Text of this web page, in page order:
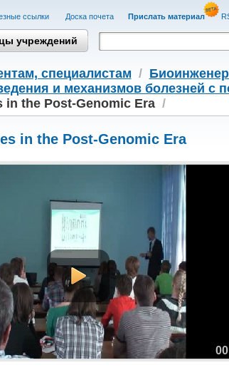
cсылки Доска почета Прислать материал
учреждений
cпециалистам /
и механизмов болезней
in the Post-Genomic Era/
in the Post-Genomic Era